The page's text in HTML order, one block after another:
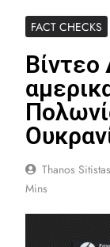
FACT CHECKS
Βίντεο
Thanos
Mins